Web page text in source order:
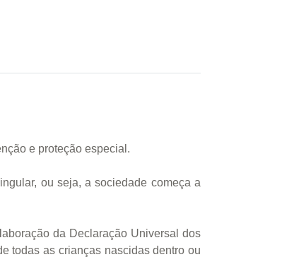
e proteção especial.
ou seja, a sociedade começa a
da Declaração Universal dos
todas as crianças nascidas dentro ou